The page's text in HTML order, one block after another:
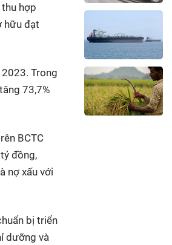
hợp
hữu đạt
Trong
73,7%
BCTC
đồng,
nợ xấu với
bị triển
dưỡng và